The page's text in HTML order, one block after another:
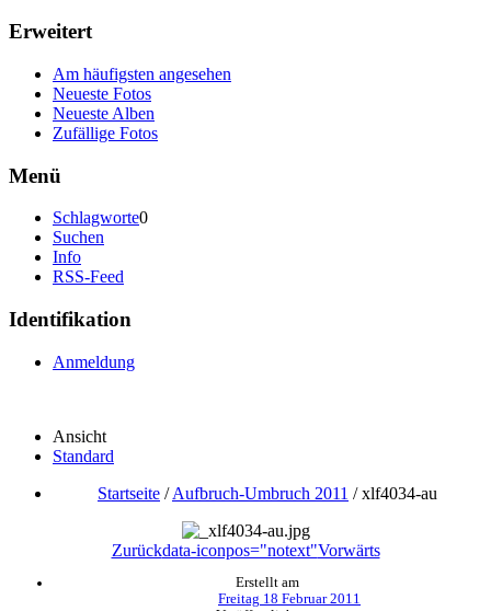
Erweitert
Am häufigsten angesehen
Neueste Fotos
Neueste Alben
Zufällige Fotos
Menü
Schlagworte0
Suchen
Info
RSS-Feed
Identifikation
Anmeldung
Ansicht
Standard
Startseite /Aufbruch-Umbruch 2011 /xlf4034-au
Zurückdata-iconpos="notext"Vorwärts
Erstellt am
Freitag 18 Februar 2011